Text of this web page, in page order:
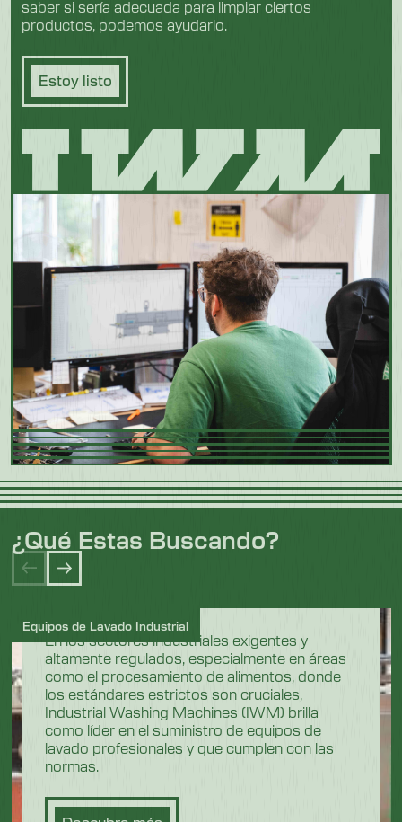
saber si sería adecuada para limpiar ciertos
productos, podemos ayudarlo.
Estoy listo
¿Qué Estas Buscando?
En los sectores industriales exigentes y
altamente regulados, especialmente en áreas
como el procesamiento de alimentos, donde
los estándares estrictos son cruciales,
Industrial Washing Machines (IWM) brilla
como líder en el suministro de equipos de
lavado profesionales y que cumplen con las
normas.
Equipos de Lavado Industrial